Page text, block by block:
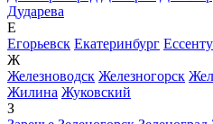
Дударева
Е
Егорьевск Екатеринбург
Ж
Железноводск Железногорск
Жилина Жуковский
З